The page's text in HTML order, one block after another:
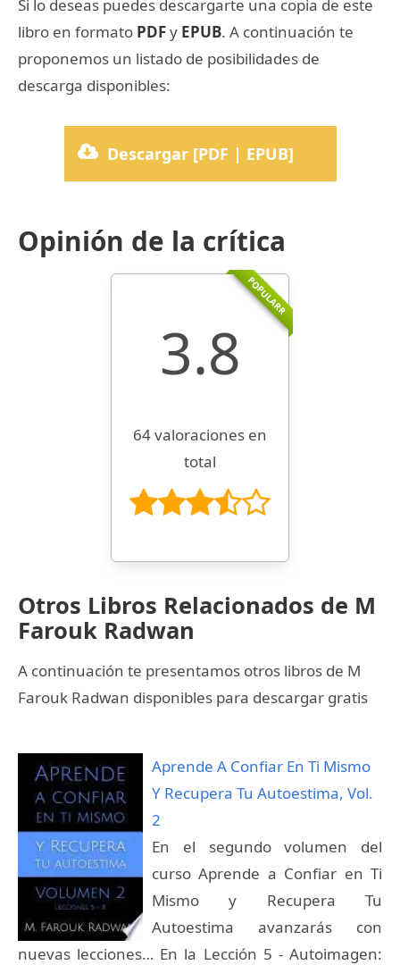
Si lo deseas puedes descargarte una copia de este
libro en formato PDFy EPUB. A continuación te
proponemos un listado de posibilidades de
descarga disponibles:
Descargar [PDF | EPUB]
Opinión de la crítica
POPULARR
3.8
64 valoraciones en
total
Otros Libros Relacionados de M
Farouk Radwan
A continuación te presentamos otros libros de M
Farouk Radwan disponibles para descargar gratis
Aprende A Confiar En Ti Mismo
Y Recupera Tu Autoestima, Vol.
2
En el segundo volumen del
curso Aprende a Confiar en Ti
Mismo y Recupera Tu
Autoestima avanzarás con
nuevas lecciones… En la Lección 5 - Autoimagen: